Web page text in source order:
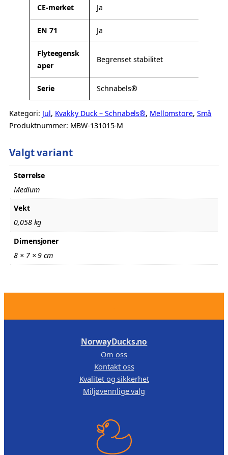
e
CE-merket Ja
EN 71 Ja
Flyteegensk
aper
Begrenset stabilitet
Serie Schnabels®
Kategori: Jul, Kvakky Duck – Schnabels®, Mellomstore, Små
Produktnummer: MBW-131015-M
Valgt variant
Størrelse
Medium
Vekt
0,058 kg
Dimensjoner
8 × 7 × 9 cm
NorwayDucks.no
Om oss
Kontakt oss
Kvalitet og sikkerhet
Miljøvennlige valg